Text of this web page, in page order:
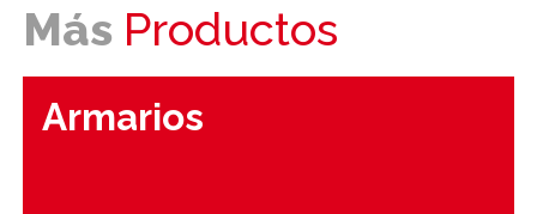
Más Productos
Armarios